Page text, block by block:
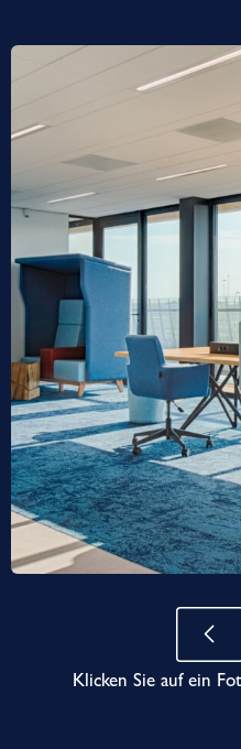
Klicken Sie auf ein